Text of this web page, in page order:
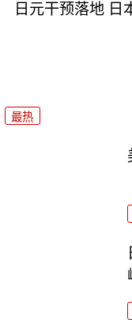
日元干预落地 日
最热